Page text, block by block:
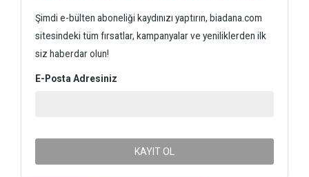
Şimdi e-bülten aboneliği kaydınızı yaptırın, biadana.com
sitesindeki tüm fırsatlar, kampanyalar ve yeniliklerden ilk
siz haberdar olun!
E-Posta Adresiniz
KAYIT OL